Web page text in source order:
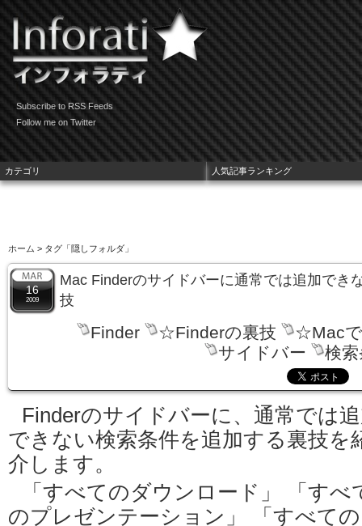
Subscribe to RSS Feeds
Follow me on Twitter
ホーム > タグ「隠しフォルダ」
16
2009
Mac Finderのサイドバーに通常では追加でき
技
Finder ☆Finderの裏技
☆Mac
サイドバー
検
Finderのサイドバーに、通常では
できない検索条件を追加する裏技を
介します。
「すべてのダウンロード」 「すべ
のプレゼンテーション」 「すべての
カテゴリ 人気記事ランキング